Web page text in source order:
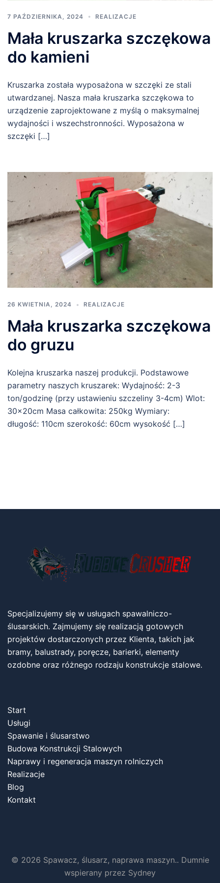
7 PAŹDZIERNIKA, 2024 REALIZACJE
Mała kruszarka szczękowa
do kamieni
Kruszarka została wyposażona w szczęki ze stali
utwardzanej. Nasza mała kruszarka szczękowa to
urządzenie zaprojektowane z myślą o maksymalnej
wydajności i wszechstronności. Wyposażona w
szczęki […]
26 KWIETNIA, 2024 REALIZACJE
Mała kruszarka szczękowa
do gruzu
Kolejna kruszarka naszej produkcji. Podstawowe
parametry naszych kruszarek: Wydajność: 2-3
ton/godzinę (przy ustawieniu szczeliny 3-4cm) Wlot:
30x20cm Masa całkowita: 250kg Wymiary:
długość: 110cm szerokość: 60cm wysokość […]
Specjalizujemy się w usługach spawalniczo-
ślusarskich. Zajmujemy się realizacją gotowych
projektów dostarczonych przez Klienta, takich jak
bramy, balustrady, poręcze, barierki, elementy
ozdobne oraz różnego rodzaju konstrukcje stalowe.
Start
Usługi
Spawanie i ślusarstwo
Budowa Konstrukcji Stalowych
Naprawy i regeneracja maszyn rolniczych
Realizacje
Blog
Kontakt
© 2026 Spawacz, ślusarz, naprawa maszyn.. Dumnie
wspierany przez Sydney